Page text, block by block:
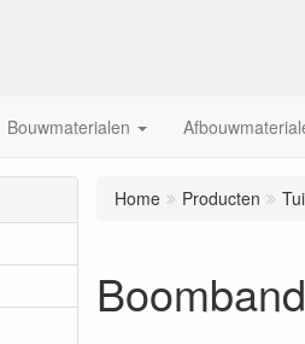
Bouwmaterialen
Home Producten